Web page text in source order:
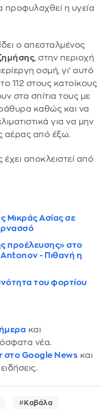
προφυλαχθεί η υγεία
ο απεσταλμένος
, στην περιοχή
οσμή, γι' αυτό
112 στους κατοίκους
στα σπίτια τους με
καθώς και να
για να μην
αέρας από έξω.
έχει αποκλειστεί από
Μικράς Ασίας σε
προέλευσης» στο
- Πιθανή η
του φορτίου
και
νέα.
στο Google News και
Καβάλα